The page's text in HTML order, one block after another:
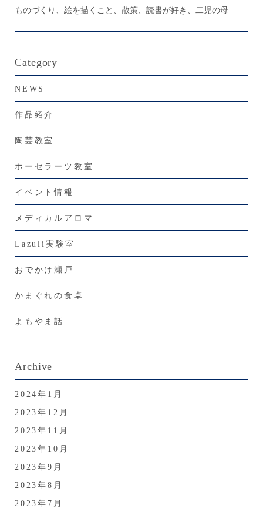
ものづくり、絵を描くこと、散策、読書が好き、二児の母
Category
NEWS
作品紹介
陶芸教室
ポーセラーツ教室
イベント情報
メディカルアロマ
Lazuli実験室
おでかけ瀬戸
かまぐれの食卓
よもやま話
Archive
2024年1月
2023年12月
2023年11月
2023年10月
2023年9月
2023年8月
2023年7月